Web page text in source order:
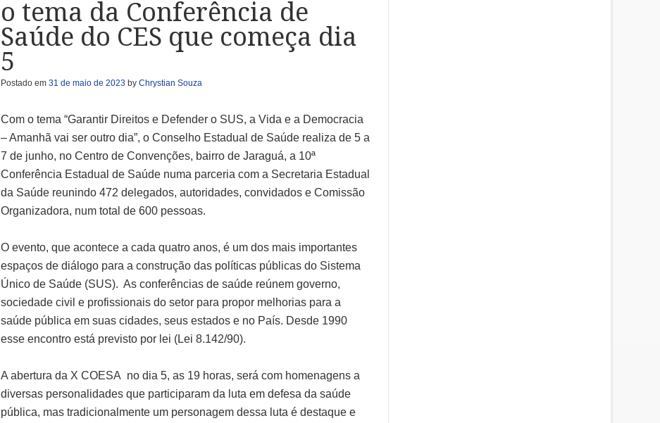
o tema da Conferência de
Saúde do CES que começa dia
5
Postado em 31 de maio de 2023 by Chrystian Souza
Com o tema “Garantir Direitos e Defender o SUS, a Vida e a Democracia
– Amanhã vai ser outro dia”, o Conselho Estadual de Saúde realiza de 5 a
7 de junho, no Centro de Convenções, bairro de Jaraguá, a 10ª
Conferência Estadual de Saúde numa parceria com a Secretaria Estadual
da Saúde reunindo 472 delegados, autoridades, convidados e Comissão
Organizadora, num total de 600 pessoas.
O evento, que acontece a cada quatro anos, é um dos mais importantes
espaços de diálogo para a construção das políticas públicas do Sistema
Único de Saúde (SUS). As conferências de saúde reúnem governo,
sociedade civil e profissionais do setor para propor melhorias para a
saúde pública em suas cidades, seus estados e no País. Desde 1990
esse encontro está previsto por lei (Lei 8.142/90).
A abertura da X COESA no dia 5, as 19 horas, será com homenagens a
diversas personalidades que participaram da luta em defesa da saúde
pública, mas tradicionalmente um personagem dessa luta é destaque e